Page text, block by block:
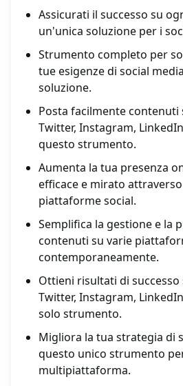
Assicurati il successo su
un'unica soluzione per i
Strumento completo per
tue esigenze di social
soluzione.
Posta facilmente contenuti
Twitter, Instagram,
questo strumento.
Aumenta la tua presenza
efficace e mirato
piattaforme social.
Semplifica la gestione e la
contenuti su varie
contemporaneamente.
Ottieni risultati di successo
Twitter, Instagram,
solo strumento.
Migliora la tua strategia di
questo unico strumento
multipiattaforma.